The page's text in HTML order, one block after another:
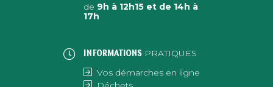
de 9h à 12h15 et de 14h à
17h
INFORMATIONS PRATIQUES
Vos démarches en ligne